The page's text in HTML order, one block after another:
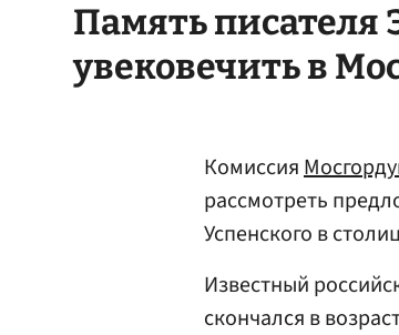
Память писателя
увековечить в
Комиссия
рассмотреть
Успенского в
Известный
скончался в